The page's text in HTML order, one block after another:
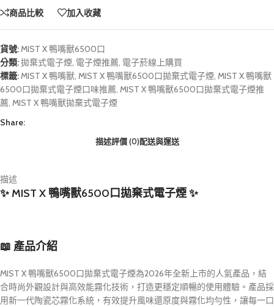
商品比較 加入收藏
貨號:MIST X 鴨嘴獸6500口
分類:拋棄式電子煙, 電子煙推薦, 電子菸線上購買
標籤:MIST X 鴨嘴獸, MIST X 鴨嘴獸6500口拋棄式電子煙, MIST X 鴨嘴獸
6500口拋棄式電子煙口味推薦, MIST X 鴨嘴獸6500口拋棄式電子煙推
薦, MIST X 鴨嘴獸拋棄式電子煙
Share:
描述評價 (0)配送與運送
描述
✨ MIST X 鴨嘴獸6500口拋棄式電子煙 ✨
📖 產品介紹
MIST X 鴨嘴獸6500口拋棄式電子煙為2026年全新上市的人氣產品，結
合時尚外觀設計與高效能霧化技術，打造更穩定順暢的使用體驗。產品採
用新一代陶瓷芯霧化系統，有效提升風味還原度與霧化均勻性，讓每一口